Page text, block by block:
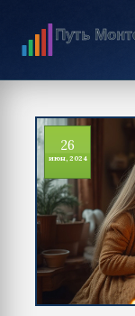
26
июн, 2024